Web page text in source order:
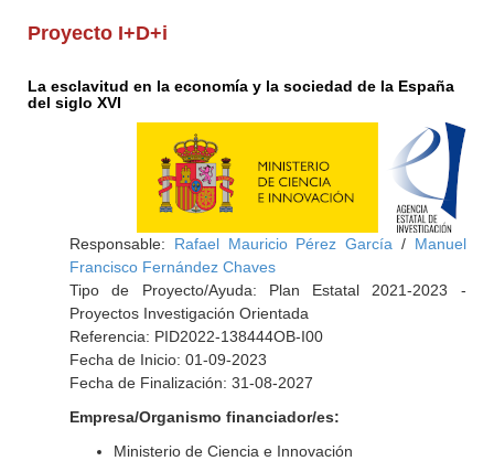
Proyecto I+D+i
La esclavitud en la economía y la sociedad de la España
del siglo XVI
Responsable: Rafael Mauricio Pérez García / Manuel
Francisco Fernández Chaves
Tipo de Proyecto/Ayuda: Plan Estatal 2021-2023 -
Proyectos Investigación Orientada
Referencia: PID2022-138444OB-I00
Fecha de Inicio: 01-09-2023
Fecha de Finalización: 31-08-2027
Empresa/Organismo financiador/es:
Ministerio de Ciencia e Innovación